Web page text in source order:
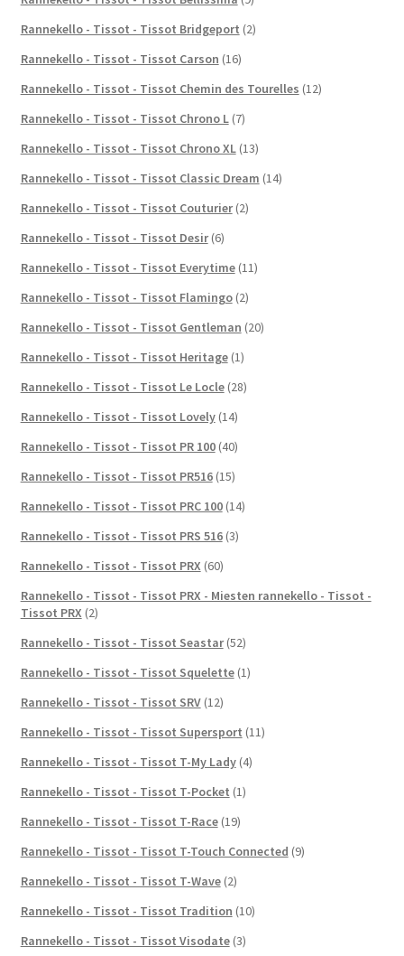
Rannekello - Tissot - Tissot Bridgeport (2)
Rannekello - Tissot - Tissot Carson (16)
Rannekello - Tissot - Tissot Chemin des Tourelles (12)
Rannekello - Tissot - Tissot Chrono L (7)
Rannekello - Tissot - Tissot Chrono XL (13)
Rannekello - Tissot - Tissot Classic Dream (14)
Rannekello - Tissot - Tissot Couturier (2)
Rannekello - Tissot - Tissot Desir (6)
Rannekello - Tissot - Tissot Everytime (11)
Rannekello - Tissot - Tissot Flamingo (2)
Rannekello - Tissot - Tissot Gentleman (20)
Rannekello - Tissot - Tissot Heritage (1)
Rannekello - Tissot - Tissot Le Locle (28)
Rannekello - Tissot - Tissot Lovely (14)
Rannekello - Tissot - Tissot PR 100 (40)
Rannekello - Tissot - Tissot PR516 (15)
Rannekello - Tissot - Tissot PRC 100 (14)
Rannekello - Tissot - Tissot PRS 516 (3)
Rannekello - Tissot - Tissot PRX (60)
Rannekello - Tissot - Tissot PRX - Miesten rannekello - Tissot -
Tissot PRX (2)
Rannekello - Tissot - Tissot Seastar (52)
Rannekello - Tissot - Tissot Squelette (1)
Rannekello - Tissot - Tissot SRV (12)
Rannekello - Tissot - Tissot Supersport (11)
Rannekello - Tissot - Tissot T-My Lady (4)
Rannekello - Tissot - Tissot T-Pocket (1)
Rannekello - Tissot - Tissot T-Race (19)
Rannekello - Tissot - Tissot T-Touch Connected (9)
Rannekello - Tissot - Tissot T-Wave (2)
Rannekello - Tissot - Tissot Tradition (10)
Rannekello - Tissot - Tissot Visodate (3)